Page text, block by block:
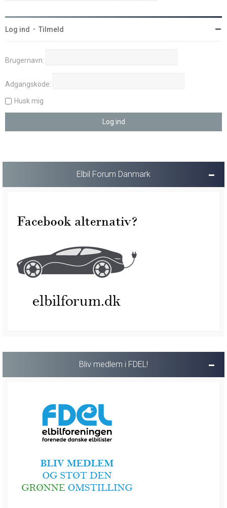
Log ind • Tilmeld
Brugernavn:
Adgangskode:
Husk mig
Elbil Forum Danmark
Bliv medlem i FDEL!